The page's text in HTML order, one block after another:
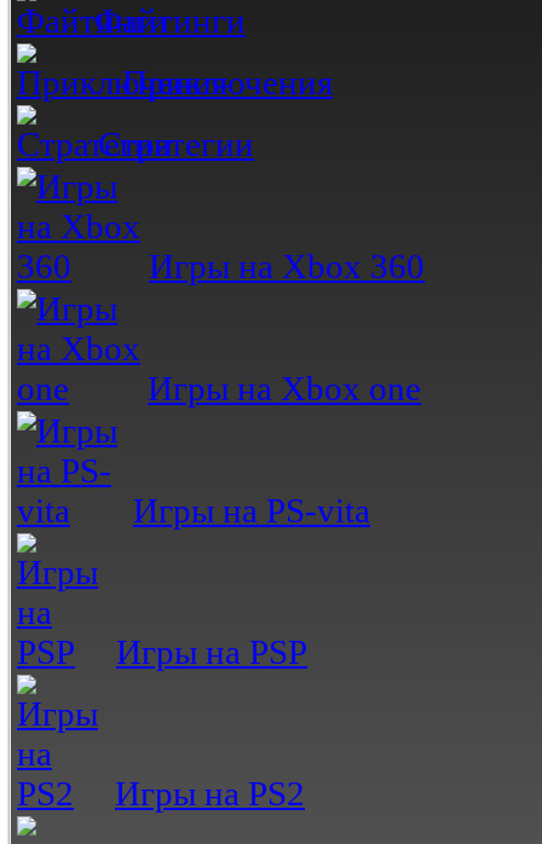
Файтинги
Приключения
Стратегии
Игры на Xbox 360
Игры на Xbox one
Игры на PS-vita
Игры на PSP
Игры на PS2